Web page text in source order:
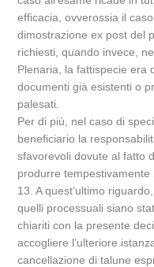
efficacia, ovverossia il
dimostrazione ex post del
richiesti, quando invece,
Plenaria, la fattispecie era
documenti già esistenti o
palesati.
Per di più, nel caso di
beneficiario la
sfavorevoli dovute al fatto
produrre tempestivamente
13. A quest’ultimo
quelli processuali siano
chiariti con la presente
accogliere l’ulteriore
cancellazione di talune